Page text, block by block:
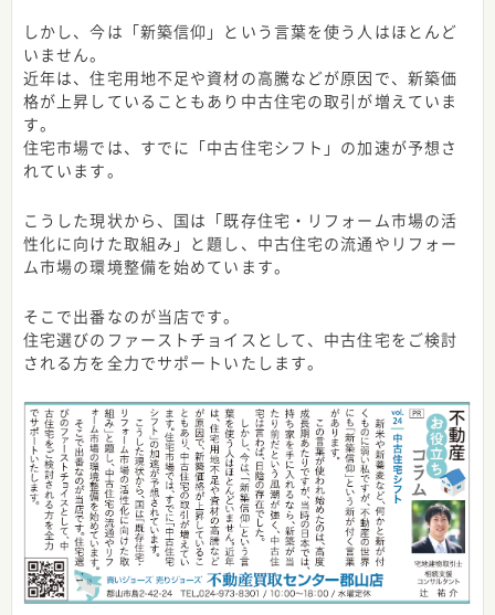
しかし、今は「新築信仰」という言葉を使う人はほとんど
いません。
近年は、住宅用地不足や資材の高騰などが原因で、新築価
格が上昇していることもあり中古住宅の取引が増えていま
す。
住宅市場では、すでに「中古住宅シフト」の加速が予想さ
れています。
こうした現状から、国は「既存住宅・リフォーム市場の活
性化に向けた取組み」と題し、中古住宅の流通やリフォー
ム市場の環境整備を始めています。
そこで出番なのが当店です。
住宅選びのファーストチョイスとして、中古住宅をご検討
される方を全力でサポートいたします。